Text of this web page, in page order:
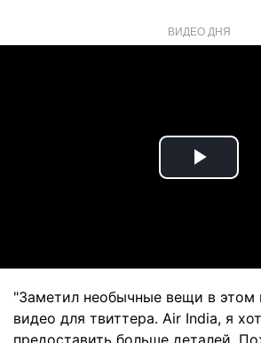
ВИДЕО ДНЯ
Play
"Заметил необычные вещи в этом
видео для твиттера. Air India, я
предоставить больше деталей.